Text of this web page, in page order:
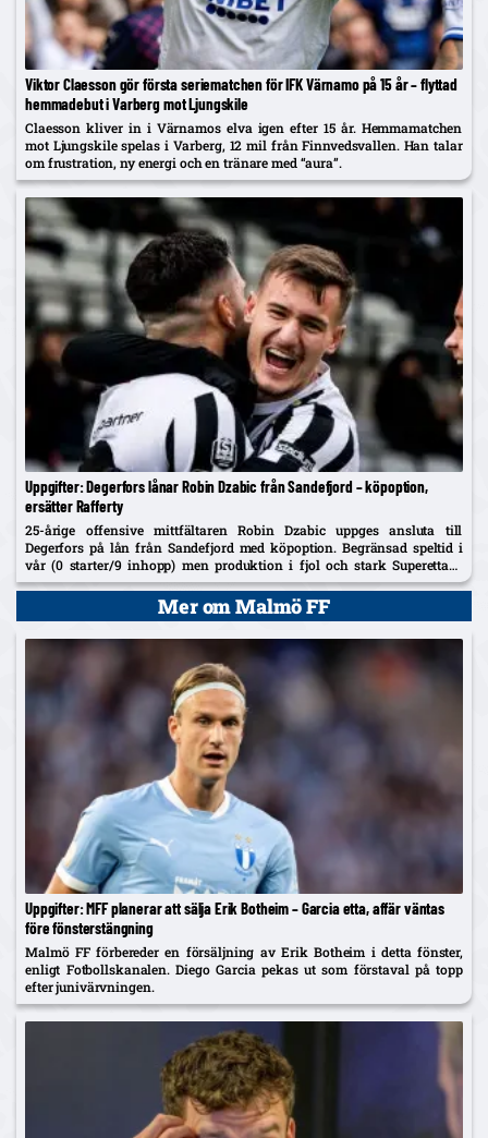
Viktor Claesson gör första seriematchen för IFK Värnamo på 15 år – flyttad
hemmadebut i Varberg mot Ljungskile
Claesson kliver in i Värnamos elva igen efter 15 år. Hemmamatchen
mot Ljungskile spelas i Varberg, 12 mil från Finnvedsvallen. Han talar
om frustration, ny energi och en tränare med “aura”.
Uppgifter: Degerfors lånar Robin Dzabic från Sandefjord – köpoption,
ersätter Rafferty
25-årige offensive mittfältaren Robin Dzabic uppges ansluta till
Degerfors på lån från Sandefjord med köpoption. Begränsad speltid i
vår (0 starter/9 inhopp) men produktion i fjol och stark Superettan-
historik i Landskrona.
Mer om Malmö FF
Uppgifter: MFF planerar att sälja Erik Botheim – Garcia etta, affär väntas
före fönsterstängning
Malmö FF förbereder en försäljning av Erik Botheim i detta fönster,
enligt Fotbollskanalen. Diego Garcia pekas ut som förstaval på topp
efter junivärvningen.